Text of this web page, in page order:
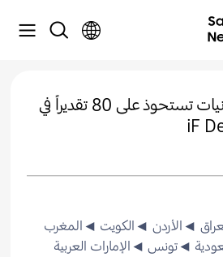
سامسونج للإلكترونيات تستحوذ على 80 تقديراً في
◄الأردن ◄الكويت ◄المغرب
◄تونس ◄الإمارات العربية